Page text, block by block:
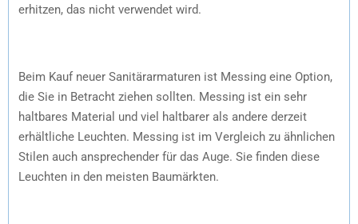
erhitzen, das nicht verwendet wird.
Beim Kauf neuer Sanitärarmaturen ist Messing eine Option,
die Sie in Betracht ziehen sollten. Messing ist ein sehr
haltbares Material und viel haltbarer als andere derzeit
erhältliche Leuchten. Messing ist im Vergleich zu ähnlichen
Stilen auch ansprechender für das Auge. Sie finden diese
Leuchten in den meisten Baumärkten.